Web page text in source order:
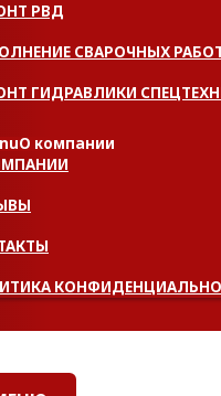
РВД
СВАРОЧНЫХ
ГИДРАВЛИКИ
О компании